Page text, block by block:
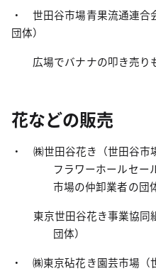
・ 世田谷市場青果流通連
団体）
広場でバナナの叩き売りも
花などの販売
・ ㈱世田谷花き（世田谷市
フラワーホールセー
市場の仲卸業者の団
東京世田谷花き事業協同
団体）
・ ㈱東京砧花き園芸市場（